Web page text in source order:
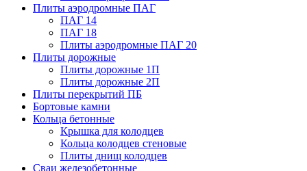
Плиты аэродромные ПАГ
ПАГ 14
ПАГ 18
Плиты аэродромные ПАГ 20
Плиты дорожные
Плиты дорожные 1П
Плиты дорожные 2П
Плиты перекрытий ПБ
Бортовые камни
Кольца бетонные
Крышка для колодцев
Кольца колодцев стеновые
Плиты днищ колодцев
Сваи железобетонные